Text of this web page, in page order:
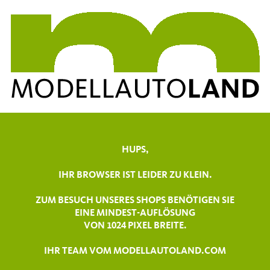
HUPS,
IHR BROWSER IST LEIDER ZU KLEIN.
ZUM BESUCH UNSERES SHOPS BENÖTIGEN SIE
EINE MINDEST-AUFLÖSUNG
VON 1024 PIXEL BREITE.
IHR TEAM VOM MODELLAUTOLAND.COM